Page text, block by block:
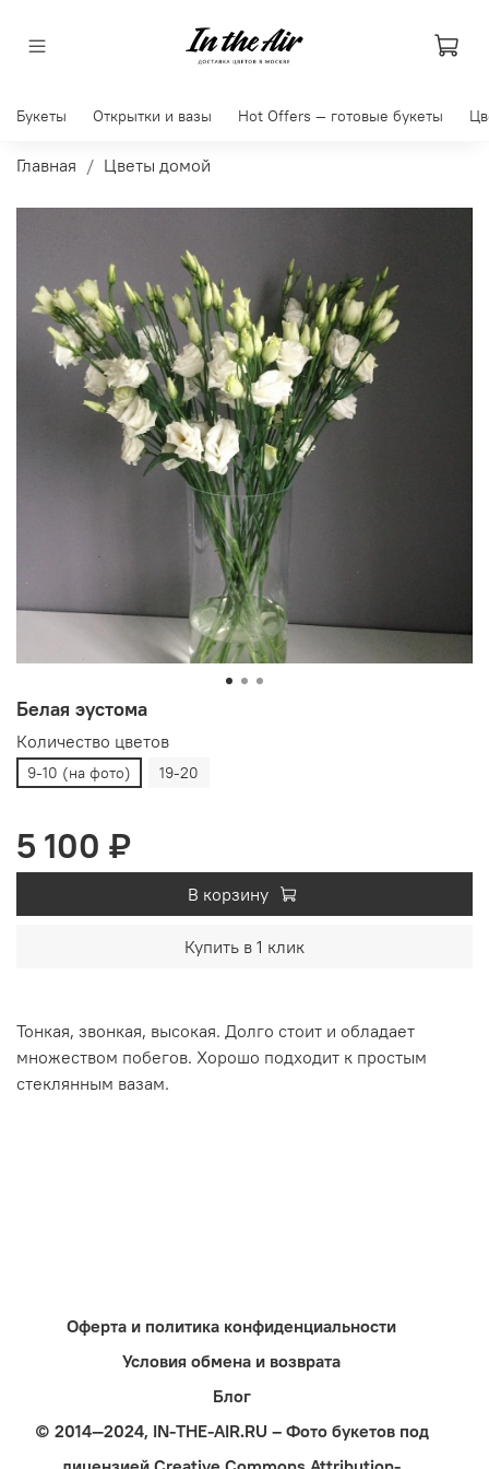
Букеты Открытки и вазы Hot Offers — готовые букеты
Главная Цветы домой
Белая эустома
Количество цветов
9-10 (на фото) 19-20
5 100 ₽
В корзину
Купить в 1 клик
Тонкая, звонкая, высокая. Долго стоит и обладает
множеством побегов. Хорошо подходит к простым
стеклянным вазам.
Оферта и политика конфиденциальности
Условия обмена и возврата
Блог
© 2014—2024, IN-THE-AIR.RU – Фото букетов под